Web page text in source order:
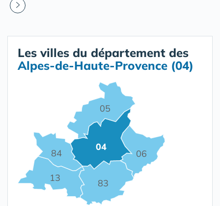
Les villes du département des
Alpes-de-Haute-Provence (04)
04
05
06
13 83
84